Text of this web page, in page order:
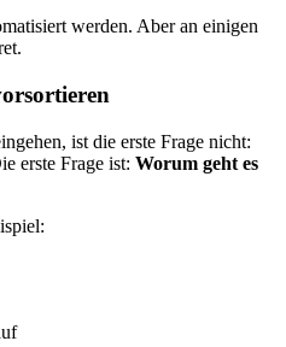
werden. Aber an einigen
ist die erste Frage nicht:
erste Frage ist: Worum geht es